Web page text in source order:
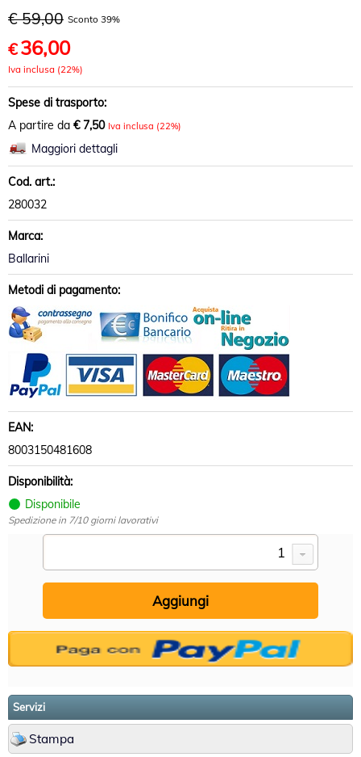
€ 59,00 Sconto 39%
€36,00
Iva inclusa (22%)
Spese di trasporto:
A partire da € 7,50 Iva inclusa (22%)
Maggiori dettagli
Cod. art.:
280032
Marca:
Ballarini
Metodi di pagamento:
EAN:
8003150481608
Disponibilità:
Disponibile
Spedizione in 7/10 giorni lavorativi
Servizi
Stampa